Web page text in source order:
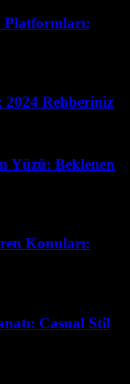
Platformları:
Rehberiniz
Yüzü: Beklenen
Konuları:
Casual Stil